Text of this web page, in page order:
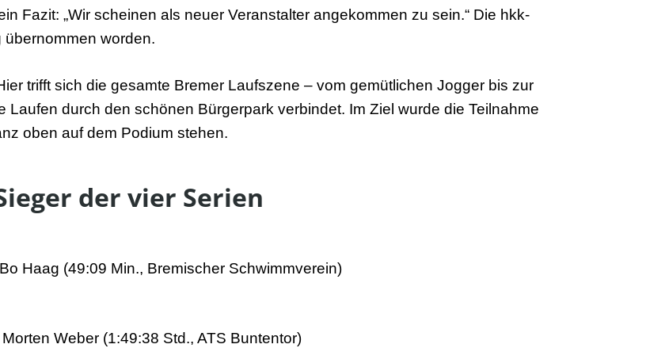
Fazit: „Wir scheinen als neuer Veranstalter angekommen zu sein.“ Die hkk-
worden.
trifft sich die gesamte Bremer Laufszene – vom gemütlichen Jogger bis zur
durch den schönen Bürgerpark verbindet. Im Ziel wurde die Teilnahme
oben auf dem Podium stehen.
der vier Serien
Haag (49:09 Min., Bremischer Schwimmverein)
Weber (1:49:38 Std., ATS Buntentor)